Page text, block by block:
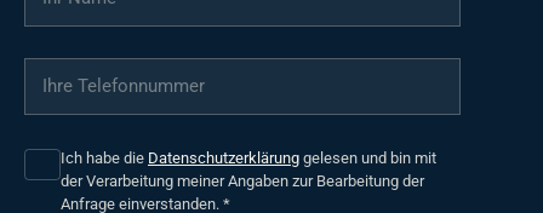
Ihre Telefonnummer
Ich habe die Datenschutzerklärung gelesen und bin mit
der Verarbeitung meiner Angaben zur Bearbeitung der
Anfrage einverstanden. *